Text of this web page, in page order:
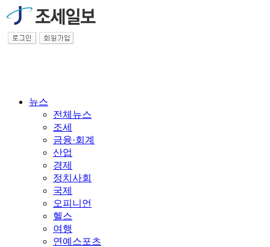
뉴스
전체뉴스
조세
금융·회계
산업
경제
정치사회
국제
오피니언
헬스
여행
연예스포츠